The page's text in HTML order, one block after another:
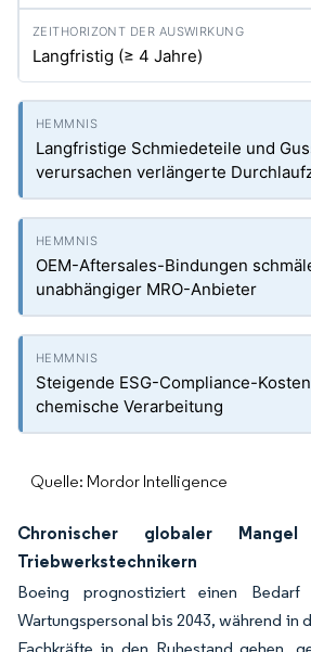
Langfristig (≥ 4 Jahre)
Langfristige Schmiedeteile und
verursachen verlängerte
OEM-Aftersales-Bindungen
unabhängiger MRO-Anbieter
Steigende ESG-Compliance-
chemische Verarbeitung
Quelle: Mordor Intelligence
Chronischer globaler
Triebwerkstechnikern
Boeing prognostiziert einen Bedarf
Wartungspersonal bis 2043, während in